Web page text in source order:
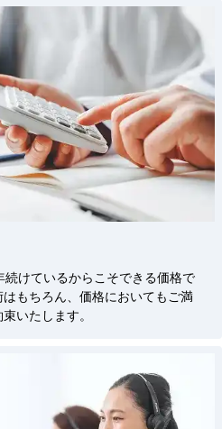
けているからこそできる価格で
もちろん、価格においてもご満
いたします。